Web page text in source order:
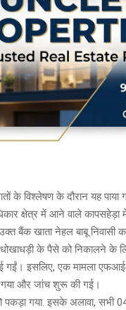
के विश्लेषण के दौरान यह
क्षेत्र में आने वाले
बैंक खाता नेहल बाबू निवासी
के पैसे को निकालने के
गईं। इसलिए, एक मामला
गया और जांच शुरू की गई।
गया. इसके अलावा, सभी